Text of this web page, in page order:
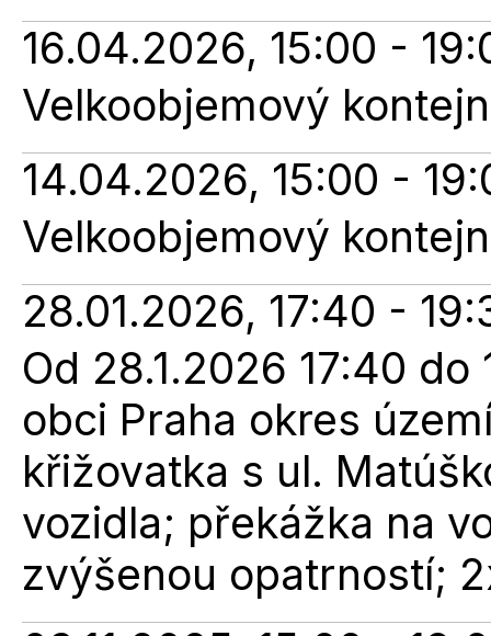
16.04.2026, 15:00 -
Velkoobjemový
14.04.2026, 15:00 -
Velkoobjemový
28.01.2026, 17:40 -
Od 28.1.2026 17:40
obci Praha okres
křižovatka s ul.
vozidla; překážka na
zvýšenou opatrností;